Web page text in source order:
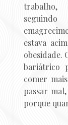
trabalho,
estava
obesidade.
bariátrico
comer
passar
porque